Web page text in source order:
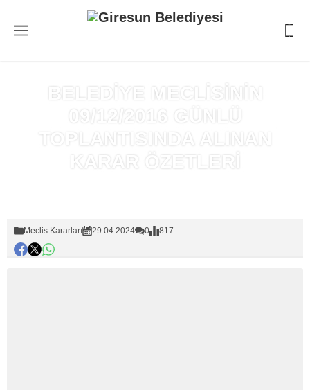
BELEDİYE MECLİSİNİN
09/12/2016 GÜNLÜ
TOPLANTISINDA ALINAN
KARAR ÖZETLERİ
Meclis Kararları 29.04.2024 0 817